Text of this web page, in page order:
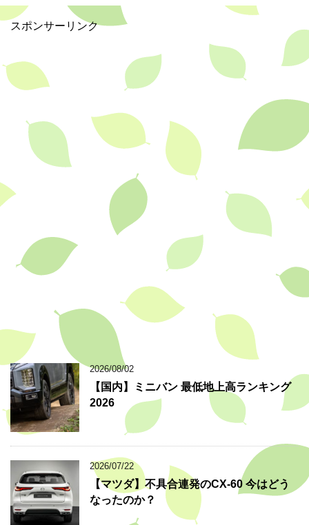
k
スポンサーリンク
2026/08/02
【国内】ミニバン 最低地上高ランキング
2026
2026/07/22
【マツダ】不具合連発のCX-60 今はどう
なったのか？